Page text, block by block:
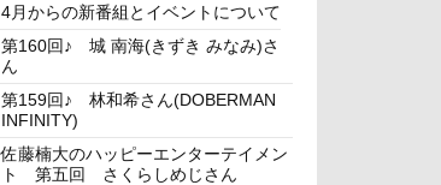
4月からの新番組とイベントについて
第160回♪ 城 南海(きずき みなみ)さ
ん
第159回♪ 林和希さん(DOBERMAN
INFINITY)
佐藤楠大のハッピーエンターテイメン
ト 第五回 さくらしめじさん